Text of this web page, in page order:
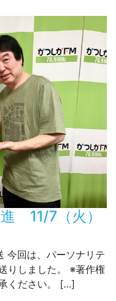
11/7（火）
今回は、パーソナリテ
りしました。 ※著作権
ください。 […]